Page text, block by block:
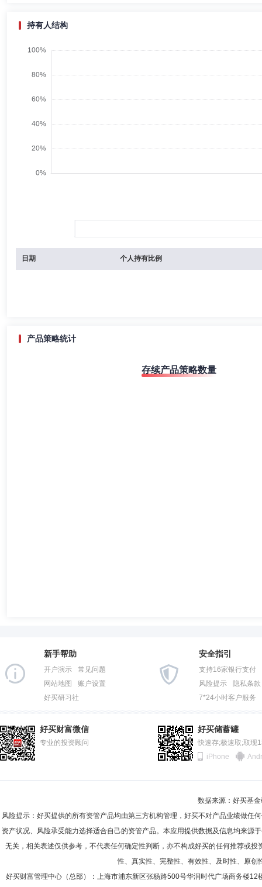
持有人结构
日期 个人持有比例
产品策略统计
存续产品策略数量
新手帮助
开户演示
常见问题
网站地图
账户设置
好买研习社
安全指引
支持16家银行支付
风险提示
隐私条款
7*24小时客户服务
好买财富微信
专业的投资顾问
好买储蓄罐
快速存;极速取;取现
iPhone
数据来源：好买基
风险提示：好买提供的所有资管产品均由第三方机构管理，好买不对产品业绩做
资产状况、风险承受能力选择适合自己的资管产品。本应用提供数据及信息均来
无关，相关表述仅供参考，不代表任何确定性判断，亦不构成好买的任何推荐或
性、真实性、完整性、有效性、及时性、原
好买财富管理中心（总部）：上海市浦东新区张杨路500号华润时代广场商务楼12